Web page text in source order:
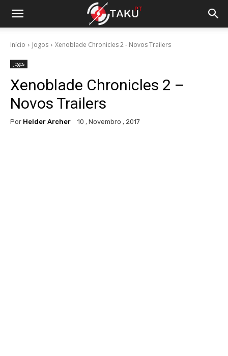
Início Jogos Xenoblade Chronicles 2 - Novos Trailers
Jogos
Xenoblade Chronicles 2 –
Novos Trailers
Por Helder Archer 10 , Novembro , 2017